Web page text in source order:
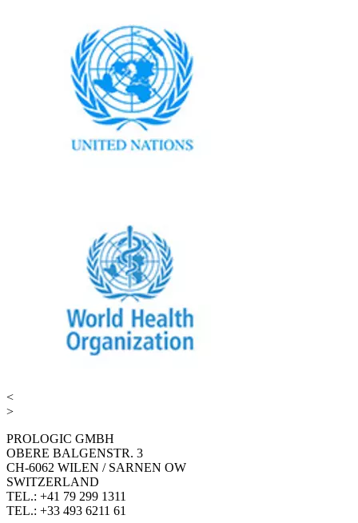
<
>
PROLOGIC GMBH
OBERE BALGENSTR. 3
CH-6062 WILEN / SARNEN OW
SWITZERLAND
TEL.: +41 79 299 1311
TEL.: +33 493 6211 61